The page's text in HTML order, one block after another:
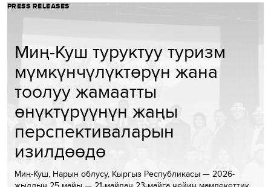
PRESS RELEASES
Миң-Куш туруктуу туризм
мүмкүнчүлүктөрүн жана
тоолуу жамаатты
өнүктүрүүнүн жаңы
перспективаларын
изилдөөдө
Миң-Куш, Нарын облусу, Кыргыз Республикасы — 2026-